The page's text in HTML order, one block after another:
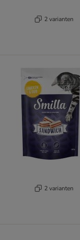
2 varianten
2 varianten